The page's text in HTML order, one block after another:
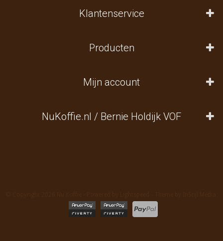
Klantenservice
Producten
Mijn account
NuKoffie.nl / Bernie Holdijk VOF